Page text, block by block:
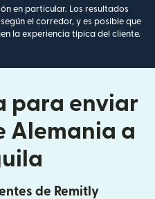
en particular. Los resultados
el corredor, y es posible que
la experiencia típica del cliente.
para enviar
Alemania a
de Remitly